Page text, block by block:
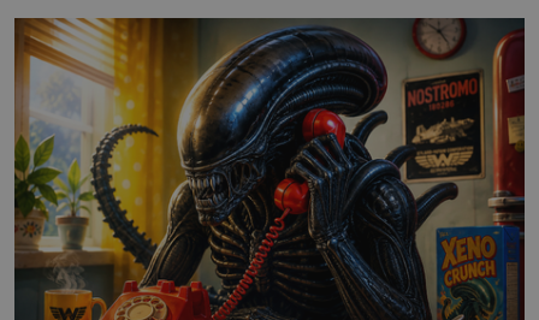
měkkost a bezpečí, proto by pokoj miminka měl působit
především klidně a útulně. Předškolní věk je